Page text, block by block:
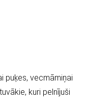
puķes, vecmāmiņai
kuri pelnījuši